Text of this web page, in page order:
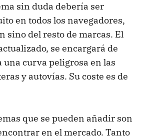
sin duda debería ser
en todos los navegadores,
sino del resto de marcas. El
se encargará de
una curva peligrosa en las
y autovías. Su coste es de
que se pueden añadir son
en el mercado. Tanto